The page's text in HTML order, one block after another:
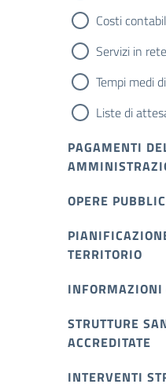
Costi
Servizi in rete
Tempi medi
Liste di
PAGAMENTI
OPERE
TERRITORIO
STRUTTURE
ACCREDITATE
INTERVENTI